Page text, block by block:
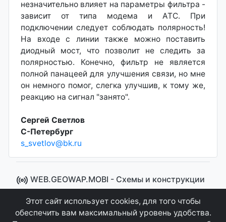
незначительно влияет на параметры фильтра -
зависит от типа модема и АТС. При
подключении следует соблюдать полярность!
На входе с линии также можно поставить
диодный мост, что позволит не следить за
полярностью. Конечно, фильтр не является
полной панацеей для улучшения связи, но мне
он немного помог, слегка улучшив, к тому же,
реакцию на сигнал "занято".
Сергей Светлов
С-Петербург
s_svetlov@bk.ru
WEB.GEOWAP.MOBI - Cхемы и конструкции
© 2008 - 2021
Сайт управляется системой "MKateCMS" от Ray
Icemont.
Этот сайт использует cookies, для того чтобы
обеспечить вам максимальный уровень удобства.